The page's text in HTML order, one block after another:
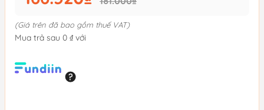
(Giá trên đã bao gồm thuế VAT)
Mua trả sau 0 ₫ với